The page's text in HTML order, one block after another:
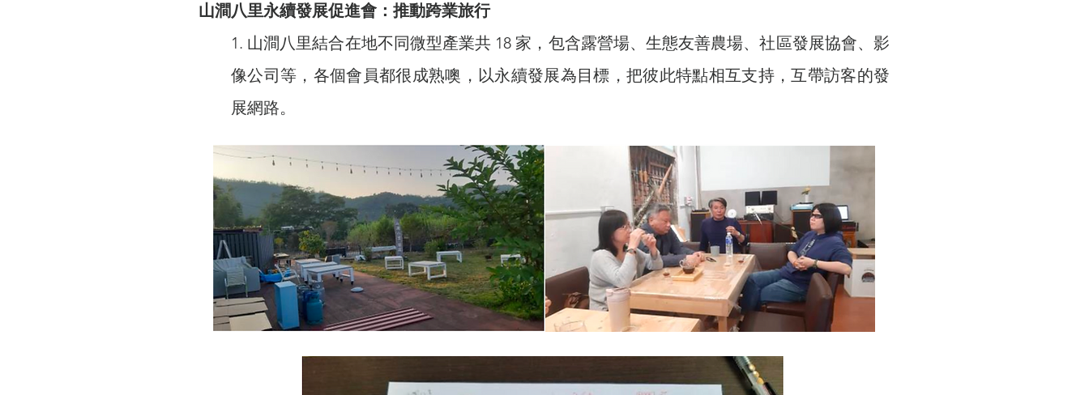
山澗八里永續發展促進會：推動跨業旅行
1. 山澗八里結合在地不同微型產業共 18 家，包含露營場、生態友善農場、社區發展協會、影
像公司等，各個會員都很成熟噢，以永續發展為目標，把彼此特點相互支持，互帶訪客的發
展網路。